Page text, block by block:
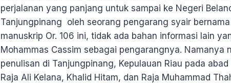
perjalanan yang panjang untuk sampai ke Negeri
Tanjungpinang oleh seorang pengarang syair
manuskrip Or. 106 ini, tidak ada bahan informasi lain
Mohammas Cassim sebagai pengarangnya. Namanya
penulisan di Tanjungpinang, Kepulauan Riau pada
Raja Ali Kelana, Khalid Hitam, dan Raja Muhammad